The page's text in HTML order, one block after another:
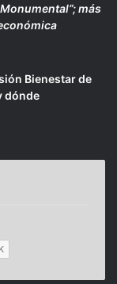
más
Bienestar de
dónde